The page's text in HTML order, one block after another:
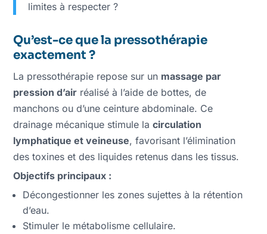
limites à respecter ?
Qu’est-ce que la pressothérapie
exactement ?
La pressothérapie repose sur un massage par
pression d’air réalisé à l’aide de bottes, de
manchons ou d’une ceinture abdominale. Ce
drainage mécanique stimule lacirculation
lymphatique et veineuse, favorisant l’élimination
des toxines et des liquides retenus dans les tissus.
Objectifs principaux :
Décongestionner les zones sujettes à la rétention
d’eau.
Stimuler le métabolisme cellulaire.